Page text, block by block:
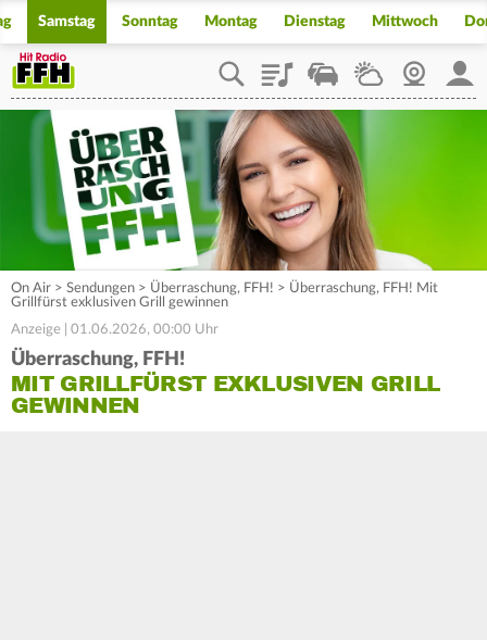
Samstag Sonntag Montag Dienstag Mittwoch
PlaylistStaupilotWetterWebcam
On Air > Sendungen > Überraschung, FFH! > Überraschung, FFH! Mit
Grillfürst exklusiven Grill gewinnen
Anzeige | 01.06.2026, 00:00 Uhr
Überraschung, FFH!
MIT GRILLFÜRST EXKLUSIVEN GRILL
GEWINNEN